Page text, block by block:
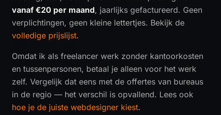
vanaf €20 per maand, jaarlijks gefactureerd. Geen
verplichtingen, geen kleine lettertjes. Bekijk de
volledige prijslijst.
Omdat ik als freelancer werk zonder kantoorkosten
en tussenpersonen, betaal je alleen voor het werk
zelf. Vergelijk dat eens met de offertes van bureaus
in de regio — het verschil is opvallend. Lees ook
hoe je de juiste webdesigner kiest.